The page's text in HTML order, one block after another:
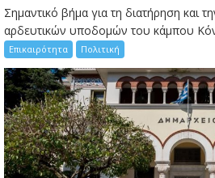
Σημαντικό βήμα για τη διατήρηση και
αρδευτικών υποδομών του κάμπου
Επικαιρότητα Πολιτική